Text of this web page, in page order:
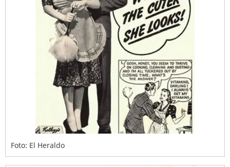
Foto: El Heraldo